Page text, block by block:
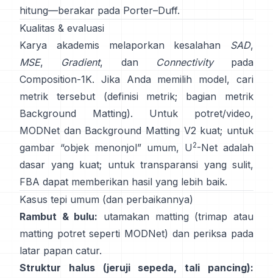
hitung—berakar pada Porter–Duff.
Kualitas & evaluasi
Karya akademis melaporkan kesalahan SAD,
MSE, Gradient, dan Connectivitypada
Composition-1K. Jika Anda memilih model, cari
metrik tersebut
(definisi metrik;
bagian metrik
Background Matting). Untuk potret/video,
MODNet dan Background Matting V2 kuat; untuk
gambar “objek menonjol” umum, U 2-Net adalah
dasar yang kuat; untuk transparansi yang sulit,
FBA dapat memberikan hasil yang lebih baik.
Kasus tepi umum (dan perbaikannya)
Rambut & bulu: utamakan matting (trimap atau
matting potret seperti MODNet) dan periksa pada
latar papan catur.
Struktur halus (jeruji sepeda, tali pancing):